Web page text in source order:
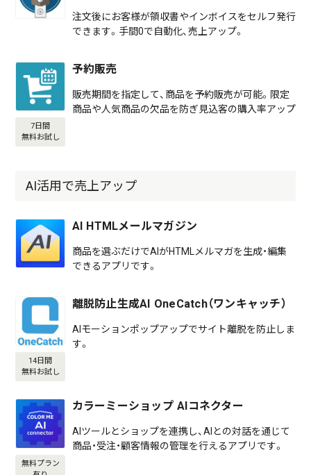
注文後にお客様が領収書やインボイスをセルフ発行
できます。手間0で自動化、売上アップ。
7日間
無料お試し
予約販売
販売期間を指定して、商品を予約販売が可能。限定
商品や人気商品の欠品を防ぎ見込客の購入率アップ
AI活用で売上アップ
AI HTMLメールマガジン
商品を選ぶだけでAIがHTMLメルマガを生成・編集
できるアプリです。
14日間
無料お試し
離脱防止生成AI OneCatch（ワンキャッチ）
AIモーションポップアップでサイト離脱を防止しま
す。
無料プラン
カラーミーショップ AIコネクター
AIツールとショップを連携し、AIとの対話を通じて
商品・受注・顧客情報の管理を行えるアプリです。